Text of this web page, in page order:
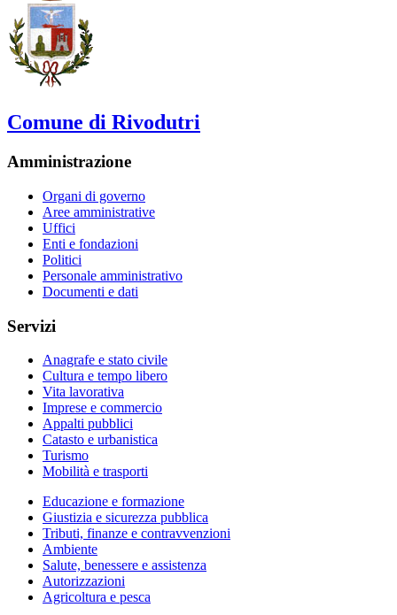
Comune di Rivodutri
Amministrazione
Organi di governo
Aree amministrative
Uffici
Enti e fondazioni
Politici
Personale amministrativo
Documenti e dati
Servizi
Anagrafe e stato civile
Cultura e tempo libero
Vita lavorativa
Imprese e commercio
Appalti pubblici
Catasto e urbanistica
Turismo
Mobilità e trasporti
Educazione e formazione
Giustizia e sicurezza pubblica
Tributi, finanze e contravvenzioni
Ambiente
Salute, benessere e assistenza
Autorizzazioni
Agricoltura e pesca